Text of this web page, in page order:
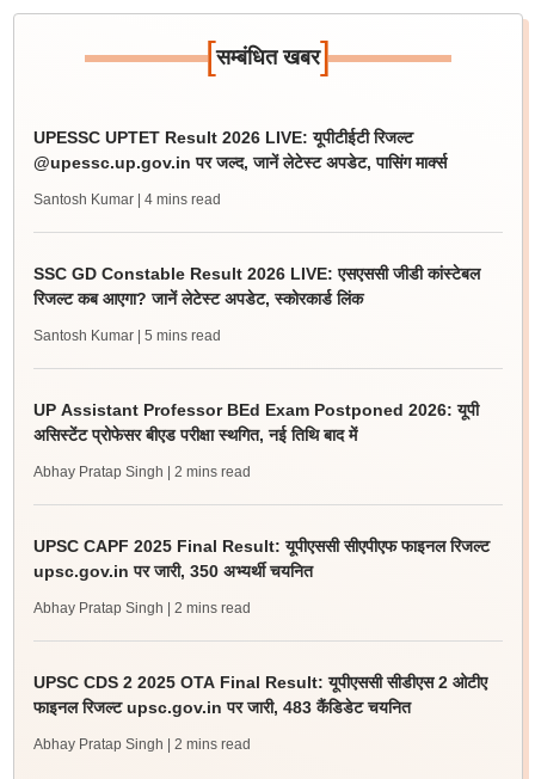
[सम्बंधित खबर]
UPESSC UPTET Result 2026 LIVE: यूपीटीईटी रिजल्ट
@upessc.up.gov.in पर जल्द, जानें लेटेस्ट अपडेट, पासिंग मार्क्स
Santosh Kumar | 4 mins read
SSC GD Constable Result 2026 LIVE: एसएससी जीडी कांस्टेबल
रिजल्ट कब आएगा? जानें लेटेस्ट अपडेट, स्कोरकार्ड लिंक
Santosh Kumar | 5 mins read
UP Assistant Professor BEd Exam Postponed 2026: यूपी
असिस्टेंट प्रोफेसर बीएड परीक्षा स्थगित, नई तिथि बाद में
Abhay Pratap Singh | 2 mins read
UPSC CAPF 2025 Final Result: यूपीएससी सीएपीएफ फाइनल रिजल्ट
upsc.gov.in पर जारी, 350 अभ्यर्थी चयनित
Abhay Pratap Singh | 2 mins read
UPSC CDS 2 2025 OTA Final Result: यूपीएससी सीडीएस 2 ओटीए
फाइनल रिजल्ट upsc.gov.in पर जारी, 483 कैंडिडेट चयनित
Abhay Pratap Singh | 2 mins read